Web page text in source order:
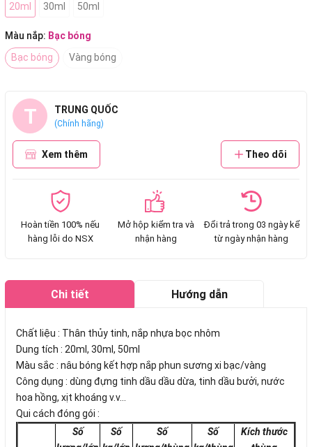
20ml
30ml 50ml
Màu nắp: Bạc bóng
Bạc bóng
Vàng bóng
T TRUNG QUỐC
(Chính hãng)
Xem thêm Theo dõi
Hoàn tiền 100% nếu
hàng lỗi do NSX
Mở hộp kiểm tra và
nhận hàng
Đổi trả trong 03 ngày kể
từ ngày nhận hàng
Chi tiết Hướng dẫn
Chất liệu : Thân thủy tinh, nắp nhựa bọc nhôm
Dung tích : 20ml, 30ml, 50ml
Màu sắc : nâu bóng kết hợp nắp phun sương xi bạc/vàng
Công dụng : dùng đựng tinh dầu dầu dừa, tinh dầu bưởi, nước
hoa hồng, xịt khoáng v.v...
Qui cách đóng gói :
Số
Số
Số
Số
Kích thước